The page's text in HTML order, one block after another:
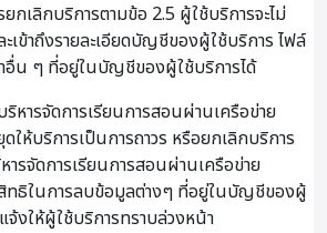
เลิกบริการตามข้อ 2.5 ผู้ใช้บริการจะไม่
ะเข้าถึงรายละเอียดบัญชีของผู้ใช้บริการ ไฟล์
อื่น ๆ ที่อยู่ในบัญชีของผู้ใช้บริการได้
ารจัดการเรียนการสอนผ่านเครือข่าย
ห้บริการเป็นการถาวร หรือยกเลิกบริการ
รจัดการเรียนการสอนผ่านเครือข่าย
ธิในการลบข้อมูลต่างๆ ที่อยู่ในบัญชีของผู้
จ้งให้ผู้ใช้บริการทราบล่วงหน้า